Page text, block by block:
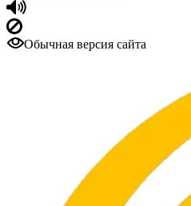
Обычная версия сайта